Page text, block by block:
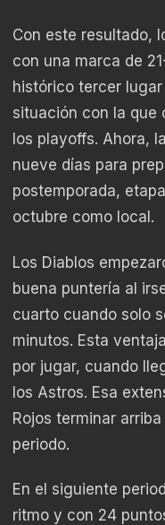
Con este resultado,
con una marca de
histórico tercer
situación con la que
los playoffs. Ahora,
nueve días para
postemporada,
octubre como local.
Los Diablos
buena puntería al
cuarto cuando solo
minutos. Esta
por jugar, cuando
los Astros. Esa
Rojos terminar
periodo.
En el siguiente
ritmo y con 24